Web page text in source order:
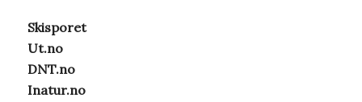
Skisporet
Ut.no
DNT.no
Inatur.no